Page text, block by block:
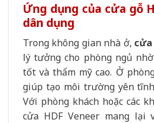
Ứng dụng của cửa gỗ
dân dụng
Trong không gian nhà ở, cửa
lý tưởng cho phòng ngủ
tốt và thẩm mỹ cao. Ở
giúp tạo môi trường yên
Với phòng khách hoặc các
cửa HDF Veneer mang lại